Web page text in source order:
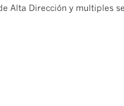
Alta Dirección y multiples